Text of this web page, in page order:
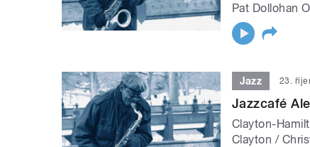
Pat Dollohan
Jazz 23.
Jazzcafé
Clayton-
Clayton /